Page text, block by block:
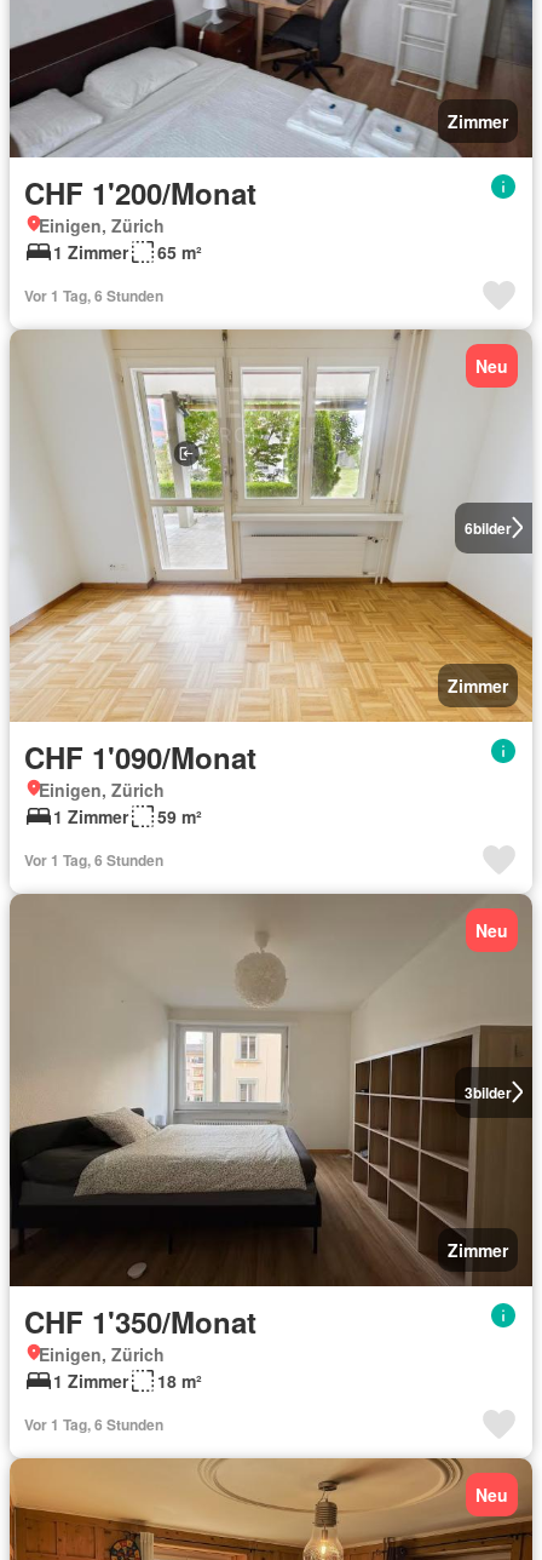
Zimmer
CHF 1'200/Monat
Einigen, Zürich
1 Zimmer
65 m²
Vor 1 Tag, 6 Stunden
6bilder
Neu
Zimmer
CHF 1'090/Monat
Einigen, Zürich
1 Zimmer
59 m²
Vor 1 Tag, 6 Stunden
3bilder
Neu
Zimmer
CHF 1'350/Monat
Einigen, Zürich
1 Zimmer
18 m²
Vor 1 Tag, 6 Stunden
Neu